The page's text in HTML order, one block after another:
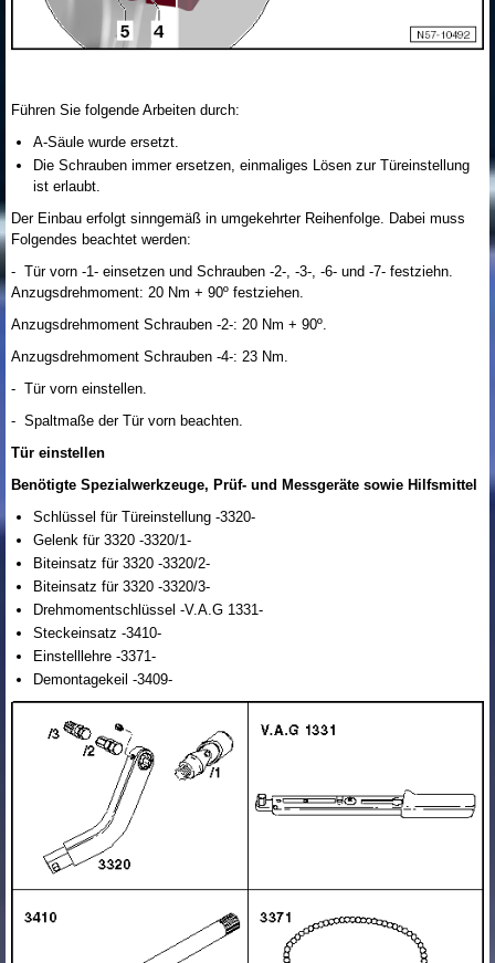
Führen Sie folgende Arbeiten durch:
A-Säule wurde ersetzt.
Die Schrauben immer ersetzen, einmaliges Lösen zur Türeinstellung
ist erlaubt.
Der Einbau erfolgt sinngemäß in umgekehrter Reihenfolge. Dabei muss
Folgendes beachtet werden:
- Tür vorn -1- einsetzen und Schrauben -2-, -3-, -6- und -7- festziehn.
Anzugsdrehmoment: 20 Nm + 90º festziehen.
Anzugsdrehmoment Schrauben -2-: 20 Nm + 90º.
Anzugsdrehmoment Schrauben -4-: 23 Nm.
- Tür vorn einstellen.
- Spaltmaße der Tür vorn beachten.
Tür einstellen
Benötigte Spezialwerkzeuge, Prüf- und Messgeräte sowie Hilfsmittel
Schlüssel für Türeinstellung -3320-
Gelenk für 3320 -3320/1-
Biteinsatz für 3320 -3320/2-
Biteinsatz für 3320 -3320/3-
Drehmomentschlüssel -V.A.G 1331-
Steckeinsatz -3410-
Einstelllehre -3371-
Demontagekeil -3409-